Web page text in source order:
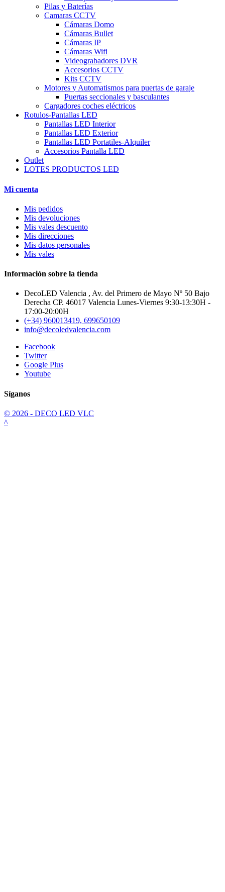
Pilas y Baterías
Camaras CCTV
Cámaras Domo
Cámaras Bullet
Cámaras IP
Cámaras Wifi
Videograbadores DVR
Accesorios CCTV
Kits CCTV
Motores y Automatismos para puertas de garaje
Puertas seccionales y basculantes
Cargadores coches eléctricos
Rotulos-Pantallas LED
Pantallas LED Interior
Pantallas LED Exterior
Pantallas LED Portatiles-Alquiler
Accesorios Pantalla LED
Outlet
LOTES PRODUCTOS LED
Mi cuenta
Mis pedidos
Mis devoluciones
Mis vales descuento
Mis direcciones
Mis datos personales
Mis vales
Información sobre la tienda
DecoLED Valencia , Av. del Primero de Mayo Nº 50 Bajo
Derecha CP. 46017 Valencia Lunes-Viernes 9:30-13:30H -
17:00-20:00H
(+34) 960013419, 699650109
info@decoledvalencia.com
Facebook
Twitter
Google Plus
Youtube
Síganos
© 2026 - DECO LED VLC
^